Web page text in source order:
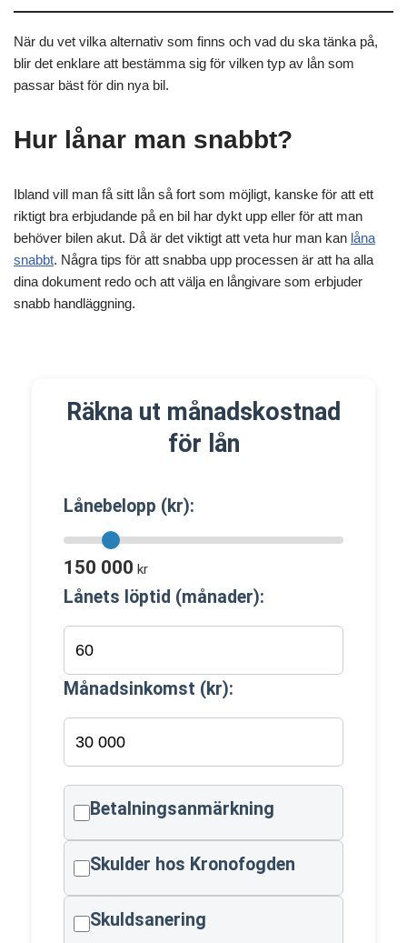
När du vet vilka alternativ som finns och vad du ska tänka på,
blir det enklare att bestämma sig för vilken typ av lån som
passar bäst för din nya bil.
Hur lånar man snabbt?
Ibland vill man få sitt lån så fort som möjligt, kanske för att ett
riktigt bra erbjudande på en bil har dykt upp eller för att man
behöver bilen akut. Då är det viktigt att veta hur man kan låna
snabbt. Några tips för att snabba upp processen är att ha alla
dina dokument redo och att välja en långivare som erbjuder
snabb handläggning.
Räkna ut månadskostnad
för lån
Lånebelopp (kr):
150 000 kr
Lånets löptid (månader):
Månadsinkomst (kr):
Betalningsanmärkning
Skulder hos Kronofogden
Skuldsanering